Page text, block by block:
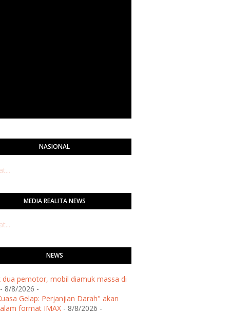
NASIONAL
MEDIA REALITA NEWS
NEWS
dua pemotor, mobil diamuk massa di
- 8/8/2026 -
Gelap: Perjanjian Darah" akan
format IMAX - 8/8/2026 -